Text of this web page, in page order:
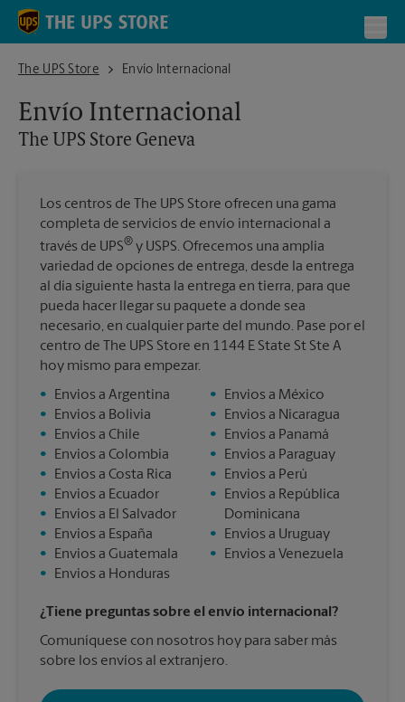
Skip to content
Return to Nav
The UPS Store
The UPS Store GenevaEnvío Internacional
Envío Internacional
The UPS Store Geneva
Los centros de The UPS Store ofrecen una gama
completa de servicios de envío internacional a
través de UPS® y USPS. Ofrecemos una amplia
variedad de opciones de entrega, desde la entrega
al día siguiente hasta la entrega en tierra, para que
pueda hacer llegar su paquete a donde sea
necesario, en cualquier parte del mundo. Pase por el
centro de The UPS Store en 1144 E State St Ste A
hoy mismo para empezar.
•
Envios a Argentina
•
Envios a Bolivia
•
Envios a Chile
•
Envios a Colombia
•
Envios a Costa Rica
•
Envios a Ecuador
•
Envios a El Salvador
•
Envios a España
•
Envios a Guatemala
•
Envios a Honduras
•
Envios a México
•
Envios a Nicaragua
•
Envios a Panamá
•
Envios a Paraguay
•
Envios a Perú
•
Envios a República
Dominicana
•
Envios a Uruguay
•
Envios a Venezuela
¿Tiene preguntas sobre el envío internacional?
Comuníquese con nosotros hoy para saber más
sobre los envíos al extranjero.